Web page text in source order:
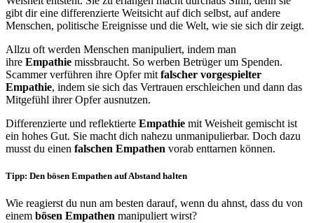
gibt dir eine differenzierte Weitsicht auf dich selbst, auf andere
Menschen, politische Ereignisse und die Welt, wie sie sich dir zeigt.
Allzu oft werden Menschen manipuliert, indem man
ihre Empathie missbraucht. So werben Betrüger um Spenden.
Scammer verführen ihre Opfer mit falscher vorgespielter
Empathie, indem sie sich das Vertrauen erschleichen und dann das
Mitgefühl ihrer Opfer ausnutzen.
Differenzierte und reflektierte Empathie mit Weisheit gemischt ist
ein hohes Gut. Sie macht dich nahezu unmanipulierbar. Doch dazu
musst du einen falschen Empathen vorab enttarnen können.
Tipp: Den bösen Empathen auf Abstand halten
Wie reagierst du nun am besten darauf, wenn du ahnst, dass du von
einem bösen Empathen manipuliert wirst?